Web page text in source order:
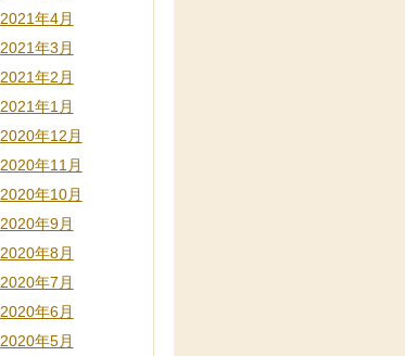
2021年4月
2021年3月
2021年2月
2021年1月
2020年12月
2020年11月
2020年10月
2020年9月
2020年8月
2020年7月
2020年6月
2020年5月